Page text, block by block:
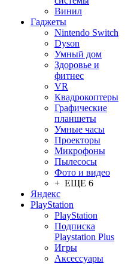
Винил
Гаджеты
Nintendo Switch
Dyson
Умный дом
Здоровье и
фитнес
VR
Квадрокоптеры
Графические
планшеты
Умные часы
Проекторы
Микрофоны
Пылесосы
Фото и видео
+ ЕЩЕ 6
Яндекс
PlayStation
PlayStation
Подписка
Playstation Plus
Игры
Аксессуары